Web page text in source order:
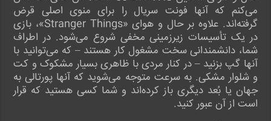
می‌کنم که آنها فونت سریال را برای منوی اصلی قرض
گرفته‌اند. علاوه بر حال و هوای «Stranger Things»، بازی
در یک تأسیسات زیرزمینی مخفی شروع می‌شود. در اطراف
شما، دانشمندانی سخت مشغول کار هستند – که می‌توانید با
آنها گپ بزنید – در کنار مردی با ظاهری بسیار مشکوک و کت
و شلوار مشکی. به سرعت متوجه می‌شوید که آنها پورتالی به
جهان یا بُعد دیگری باز کرده‌اند و شما کسی هستید که قرار
است از آن عبور کنید.